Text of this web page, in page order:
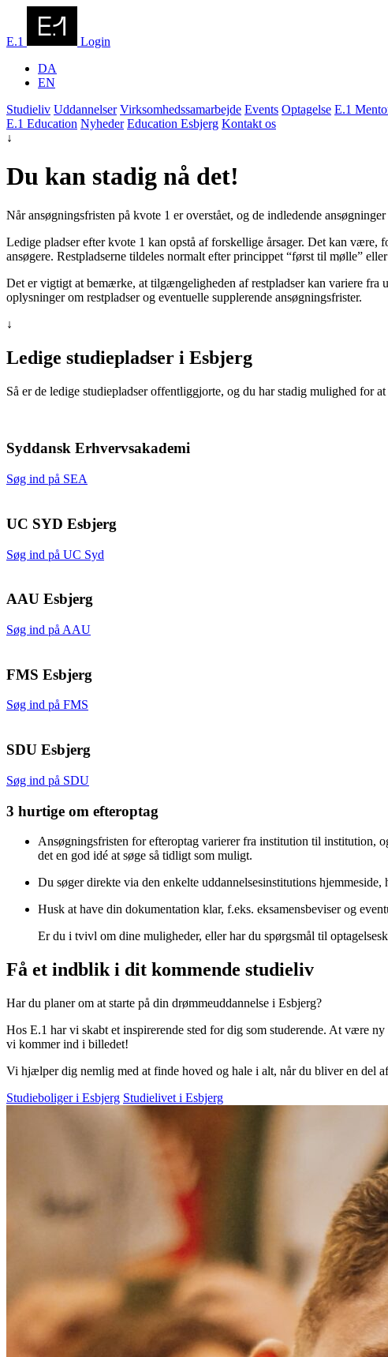
E.1
Login
DA
EN
Studieliv Uddannelser Virksomhedssamarbejde Events Optagelse E.1
E.1 Education Nyheder Education Esbjerg Kontakt os
↓
Du kan stadig nå det!
Når ansøgningsfristen på kvote 1 er overstået, og de indledende
Ledige pladser efter kvote 1 kan opstå af forskellige årsager. Det kan være,
ansøgere. Restpladserne tildeles normalt efter princippet “først til mølle”
Det er vigtigt at bemærke, at tilgængeligheden af restpladser kan variere fra
oplysninger om restpladser og eventuelle supplerende ansøgningsfrister.
↓
Ledige studiepladser i Esbjerg
Så er de ledige studiepladser offentliggjorte, og du har stadig mulighed for
Syddansk Erhvervsakademi
Søg ind på SEA
UC SYD Esbjerg
Søg ind på UC Syd
AAU Esbjerg
Søg ind på AAU
FMS Esbjerg
Søg ind på FMS
SDU Esbjerg
Søg ind på SDU
3 hurtige om efteroptag
Ansøgningsfristen for efteroptag varierer fra institution til institution,
det en god idé at søge så tidligt som muligt.
Du søger direkte via den enkelte uddannelsesinstitutions
Husk at have din dokumentation klar, f.eks. eksamensbeviser og
Er du i tvivl om dine muligheder, eller har du spørgsmål til
Få et indblik i dit kommende studieliv
Har du planer om at starte på din drømmeuddannelse i Esbjerg?
Hos E.1 har vi skabt et inspirerende sted for dig som studerende. At være
vi kommer ind i billedet!
Vi hjælper dig nemlig med at finde hoved og hale i alt, når du bliver en del
Studieboliger i Esbjerg Studielivet i Esbjerg